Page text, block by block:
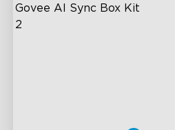
Govee AI Sync Box Kit
2